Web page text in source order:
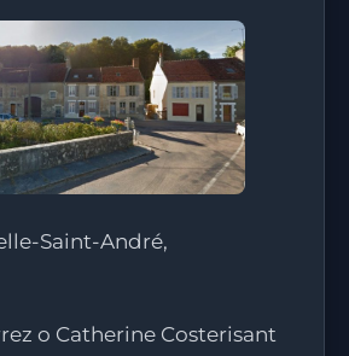
Saint-André,
o Catherine Costerisant